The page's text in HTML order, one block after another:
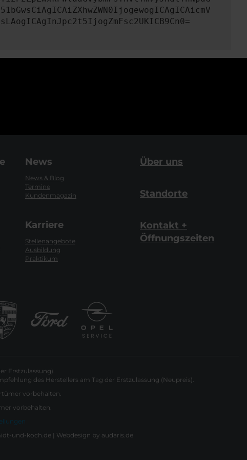
News
News & Blog
Termine
Kundenmagazin
Karriere
Stellenangebote
Ausbildung
Praktikum
Über uns
Standorte
Kontakt +
Öffnungszeiten
Erstzulassung).
des Herstellers am Tag der Erstzulassung (Neupreis).
vorbehalten.
vorbehalten.
und-koch.de | Webdesign by audaris.de